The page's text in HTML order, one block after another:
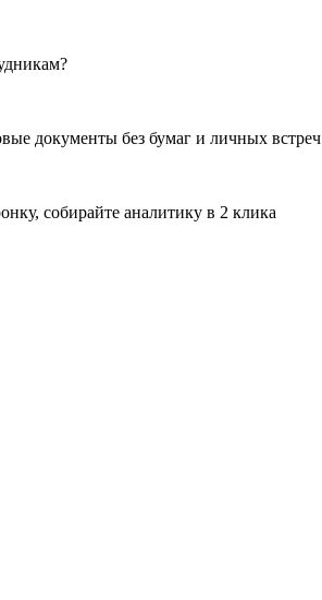
документы без бумаг и личных встреч
собирайте аналитику в 2 клика